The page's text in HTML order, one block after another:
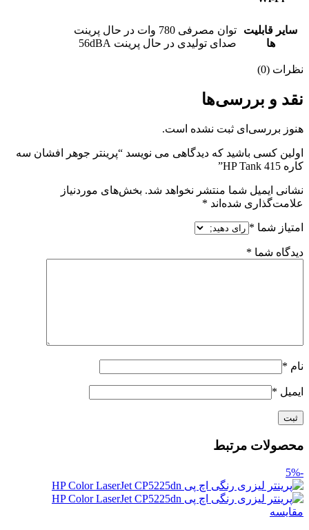
سایر قابلیت
ها
توان مصرفی 780 وات در حال پرینت
صدای تولیدی در حال پرینت 56dBA
نظرات (0)
نقد و بررسی‌ها
هنوز بررسی‌ای ثبت نشده است.
اولین کسی باشید که دیدگاهی می نویسد “پرینتر جوهر افشان سه
کاره HP Tank 415”
نشانی ایمیل شما منتشر نخواهد شد. بخش‌های موردنیاز
علامت‌گذاری شده‌اند *
امتیاز شما *
دیدگاه شما *
نام *
ایمیل *
محصولات مرتبط
-5%
مقايسه